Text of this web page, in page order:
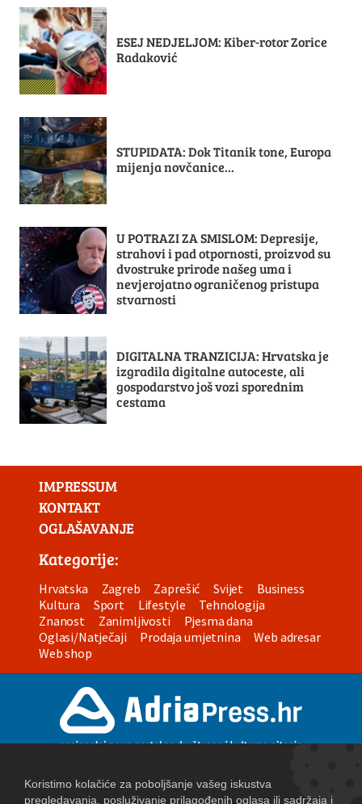
ESEJ NEDJELJOM: Kiber-rotor Zorice
Radaković
STUPIDATA: Dok Titanik tone, Europa
mijenja novčanice...
U POTRAZI ZA SMISLOM: Depresije,
strahovi i pad otpornosti, proizvod su
dvostruke prirode našeg uma i
nevjerojatno ograničenog pristupa
stvarnosti
DIGITALNA TRANZICIJA: Hrvatska je
izgradila digitalne autoceste, ali
gospodarstvo još vozi sporednim
cestama
IMPRESSUM
KONTAKT
OGLAŠAVANJE
Kategorije:
Hrvatska Zagreb Zaprešić Svijet
Business
Kultura
Sport Lifestyle
Tehnologija
Znanost
Zanimljivosti
Pjesma dana
Oglasi/Natječaji
Prodaja umjetnina
Web adresar
Web shop
Postavke kolačića